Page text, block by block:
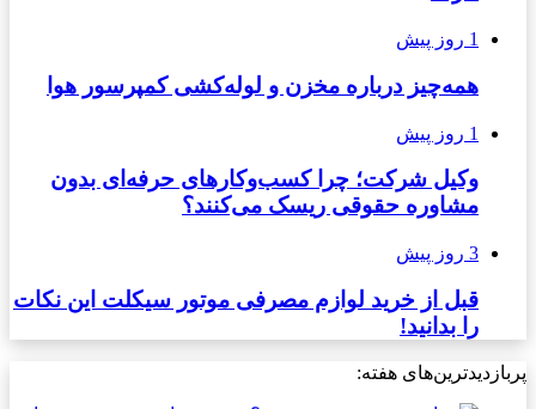
1 روز پیش
همه‌چیز درباره مخزن و لوله‌کشی کمپرسور هوا
1 روز پیش
وکیل شرکت؛ چرا کسب‌وکارهای حرفه‌ای بدون
مشاوره حقوقی ریسک می‌کنند؟
3 روز پیش
قبل از خرید لوازم مصرفی موتور سیکلت این نکات
را بدانید!
پربازدیدترین‌های هفته: